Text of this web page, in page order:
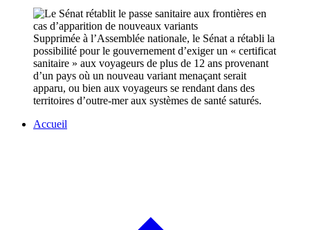
Supprimée à l’Assemblée nationale, le Sénat a rétabli la
possibilité pour le gouvernement d’exiger un « certificat
sanitaire » aux voyageurs de plus de 12 ans provenant
d’un pays où un nouveau variant menaçant serait
apparu, ou bien aux voyageurs se rendant dans des
territoires d’outre-mer aux systèmes de santé saturés.
Accueil